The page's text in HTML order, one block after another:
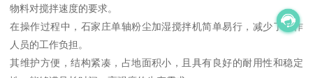
物料对搅拌速度的要求。
在操作过程中，石家庄单轴粉尘加湿搅拌机简单易行，减少了操作
人员的工作负担。
其维护方便，结构紧凑，占地面积小，且具有良好的耐用性和稳定